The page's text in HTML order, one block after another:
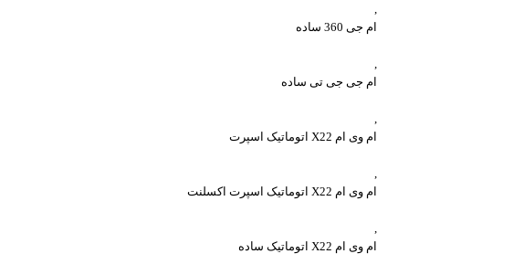
,
ام جی 360 ساده
,
ام جی جی تی ساده
,
ام وی ام X22 اتوماتیک اسپرت
,
ام وی ام X22 اتوماتیک اسپرت اکسلنت
,
ام وی ام X22 اتوماتیک ساده